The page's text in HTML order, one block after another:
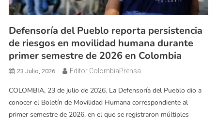
Defensoría del Pueblo reporta persistencia
de riesgos en movilidad humana durante
primer semestre de 2026 en Colombia
23 Julio, 2026 Editor ColombiaPrensa
COLOMBIA, 23 de julio de 2026. La Defensoría del Pueblo dio a
conocer el Boletín de Movilidad Humana correspondiente al
primer semestre de 2026, en el que se registraron múltiples